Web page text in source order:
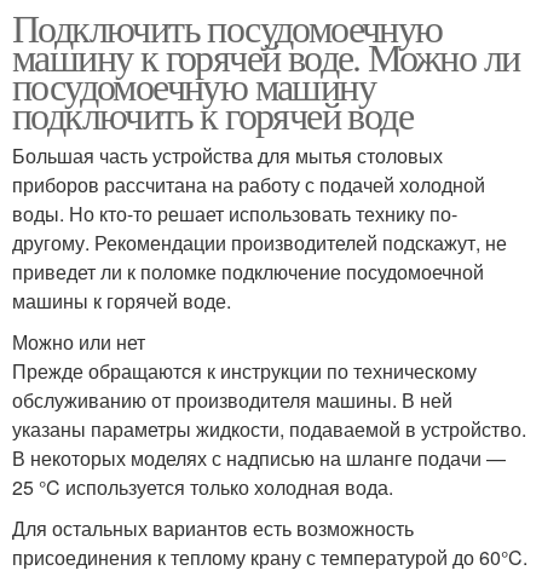
Подключить посудомоечную
машину к горячей воде. Можно ли
посудомоечную машину
подключить к горячей воде
Большая часть устройства для мытья столовых
приборов рассчитана на работу с подачей холодной
воды. Но кто-то решает использовать технику по-
другому. Рекомендации производителей подскажут, не
приведет ли к поломке подключение посудомоечной
машины к горячей воде.
Можно или нет
Прежде обращаются к инструкции по техническому
обслуживанию от производителя машины. В ней
указаны параметры жидкости, подаваемой в устройство.
В некоторых моделях с надписью на шланге подачи —
25 °C используется только холодная вода.
Для остальных вариантов есть возможность
присоединения к теплому крану с температурой до 60°C.